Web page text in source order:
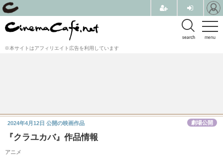
menu
search
※本サイトはアフィリエイト広告を利用しています
『クラユカバ』作品情報
アニメ
2024年4月12日 公開の映画作品 劇場公開